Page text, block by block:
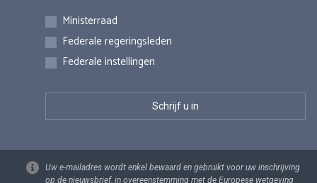
Inschrijvingen
Ministerraad
Federale regeringsleden
Federale instellingen
Uw e-mailadres wordt enkel bewaard en gebruikt voor uw inschrijving
op de nieuwsbrief, in overeenstemming met de Europese wetgeving